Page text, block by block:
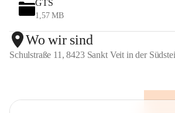
GTS
1,57 MB
Wo wir sind
Schulstraße 11, 8423 Sankt Veit in der